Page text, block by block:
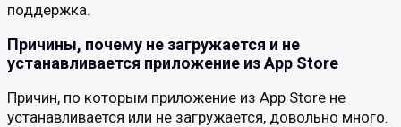
поддержка.
Причины, почему не загружается и не
устанавливается приложение из App Store
Причин, по которым приложение из App Store не
устанавливается или не загружается, довольно много.